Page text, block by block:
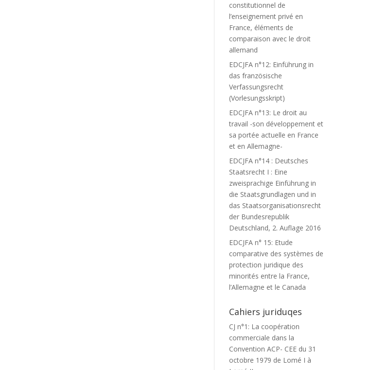
constitutionnel de
l’enseignement privé en
France, éléments de
comparaison avec le droit
allemand
EDCJFA n°12: Einführung in
das französische
Verfassungsrecht
(Vorlesungsskript)
EDCJFA n°13: Le droit au
travail -son développement et
sa portée actuelle en France
et en Allemagne-
EDCJFA n°14 : Deutsches
Staatsrecht I : Eine
zweisprachige Einführung in
die Staatsgrundlagen und in
das Staatsorganisationsrecht
der Bundesrepublik
Deutschland, 2. Auflage 2016
EDCJFA n° 15: Etude
comparative des systèmes de
protection juridique des
minorités entre la France,
l’Allemagne et le Canada
Cahiers juriduqes
CJ n°1: La coopération
commerciale dans la
Convention ACP- CEE du 31
octobre 1979 de Lomé I à